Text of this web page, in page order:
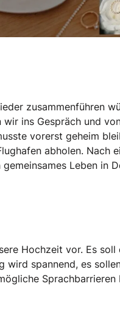
zusammenführen
ins Gespräch und
vorerst geheim
abholen. Nach
Leben in
Hochzeit vor. Es
spannend, es
Sprachbarrieren